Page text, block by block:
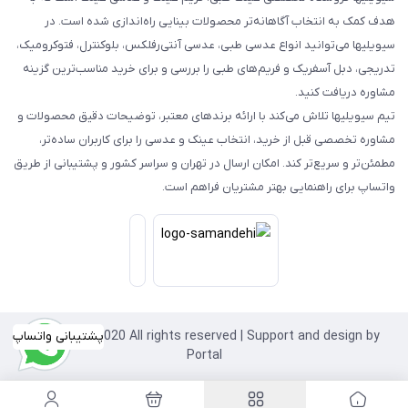
هدف کمک به انتخاب آگاهانه‌تر محصولات بینایی راه‌اندازی شده است. در
سیویلیها می‌توانید انواع عدسی طبی، عدسی آنتی‌رفلکس، بلوکنترل، فتوکرومیک،
تدریجی، دبل آسفریک و فریم‌های طبی را بررسی و برای خرید مناسب‌ترین گزینه
مشاوره دریافت کنید.
تیم سیویلیها تلاش می‌کند با ارائه برندهای معتبر، توضیحات دقیق محصولات و
مشاوره تخصصی قبل از خرید، انتخاب عینک و عدسی را برای کاربران ساده‌تر،
مطمئن‌تر و سریع‌تر کند. امکان ارسال در تهران و سراسر کشور و پشتیبانی از طریق
واتساپ برای راهنمایی بهتر مشتریان فراهم است.
پشتیبانی واتساپ
Copyright©2020 All rights reserved | Support and design by
Portal